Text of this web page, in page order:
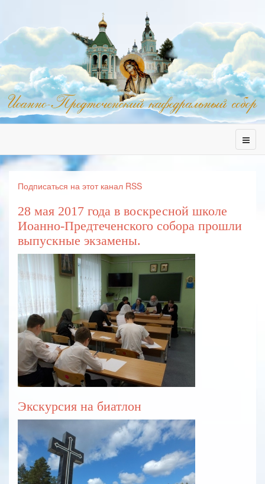
Подписаться на этот канал RSS
28 мая 2017 года в воскресной школе
Иоанно-Предтеченского собора прошли
выпускные экзамены.
Экскурсия на биатлон